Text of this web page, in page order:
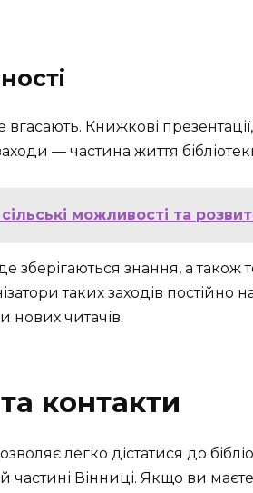
вгасають. Книжкові
— частина життя
сільські можливості та
зберігаються знання, а також
таких заходів
нових читачів.
контакти
легко дістатися до
частині Вінниці. Якщо ви